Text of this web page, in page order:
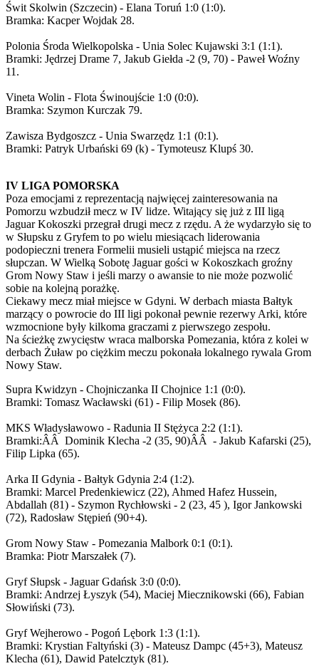
Świt Skolwin (Szczecin) - Elana Toruń 1:0 (1:0).
Bramka: Kacper Wojdak 28.
Polonia Środa Wielkopolska - Unia Solec Kujawski 3:1 (1:1).
Bramki: Jędrzej Drame 7, Jakub Giełda -2 (9, 70) - Paweł Woźny
11.
Vineta Wolin - Flota Świnoujście 1:0 (0:0).
Bramka: Szymon Kurczak 79.
Zawisza Bydgoszcz - Unia Swarzędz 1:1 (0:1).
Bramki: Patryk Urbański 69 (k) - Tymoteusz Klupś 30.
IV LIGA POMORSKA
Poza emocjami z reprezentacją najwięcej zainteresowania na
Pomorzu wzbudził mecz w IV lidze. Witający się już z III ligą
Jaguar Kokoszki przegrał drugi mecz z rzędu. A że wydarzyło się to
w Słupsku z Gryfem to po wielu miesiącach liderowania
podopieczni trenera Formelii musieli ustąpić miejsca na rzecz
słupczan. W Wielką Sobotę Jaguar gości w Kokoszkach groźny
Grom Nowy Staw i jeśli marzy o awansie to nie może pozwolić
sobie na kolejną porażkę.
Ciekawy mecz miał miejsce w Gdyni. W derbach miasta Bałtyk
marzący o powrocie do III ligi pokonał pewnie rezerwy Arki, które
wzmocnione były kilkoma graczami z pierwszego zespołu.
Na ścieżkę zwycięstw wraca malborska Pomezania, która z kolei w
derbach Żuław po ciężkim meczu pokonała lokalnego rywala Grom
Nowy Staw.
Supra Kwidzyn - Chojniczanka II Chojnice 1:1 (0:0).
Bramki: Tomasz Wacławski (61) - Filip Mosek (86).
MKS Władysławowo - Radunia II Stężyca 2:2 (1:1).
Bramki:ÂÂ Dominik Klecha -2 (35, 90)ÂÂ - Jakub Kafarski (25),
Filip Lipka (65).
Arka II Gdynia - Bałtyk Gdynia 2:4 (1:2).
Bramki: Marcel Predenkiewicz (22), Ahmed Hafez Hussein,
Abdallah (81) - Szymon Rychłowski - 2 (23, 45 ), Igor Jankowski
(72), Radosław Stępień (90+4).
Grom Nowy Staw - Pomezania Malbork 0:1 (0:1).
Bramka: Piotr Marszałek (7).
Gryf Słupsk - Jaguar Gdańsk 3:0 (0:0).
Bramki: Andrzej Łyszyk (54), Maciej Miecznikowski (66), Fabian
Słowiński (73).
Gryf Wejherowo - Pogoń Lębork 1:3 (1:1).
Bramki: Krystian Faltyński (3) - Mateusz Dampc (45+3), Mateusz
Klecha (61), Dawid Patelcztyk (81).